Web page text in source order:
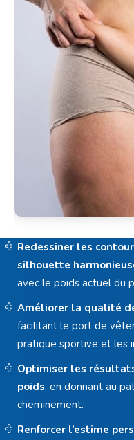
Redessiner les
silhouette
avec le poids actuel du
Améliorer la qualité
facilitant le port de
pratique sportive et les
Optimiser les
poids, en donnant au
cheminement.
Renforcer l’estime